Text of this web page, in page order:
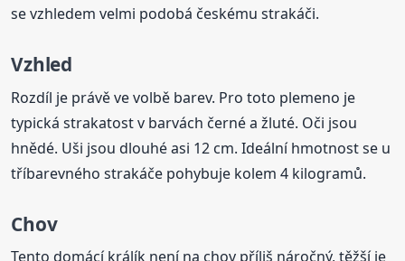
se vzhledem velmi podobá českému strakáči.
Vzhled
Rozdíl je právě ve volbě barev. Pro toto plemeno je
typická strakatost v barvách černé a žluté. Oči jsou
hnědé. Uši jsou dlouhé asi 12 cm. Ideální hmotnost se u
tříbarevného strakáče pohybuje kolem 4 kilogramů.
Chov
Tento domácí králík není na chov příliš náročný, těžší je